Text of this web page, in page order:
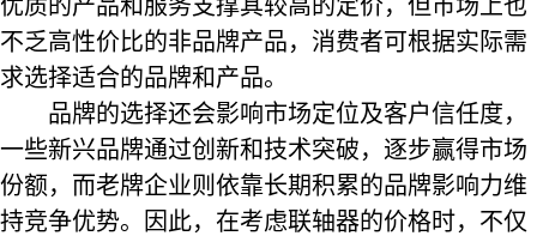
优质的产品和服务支撑其较高的定价，但市场上也
不乏高性价比的非品牌产品，消费者可根据实际需
求选择适合的品牌和产品。
品牌的选择还会影响市场定位及客户信任度，
一些新兴品牌通过创新和技术突破，逐步赢得市场
份额，而老牌企业则依靠长期积累的品牌影响力维
持竞争优势。因此，在考虑联轴器的价格时，不仅